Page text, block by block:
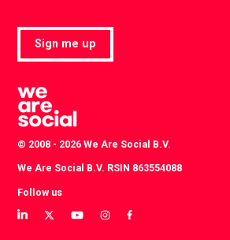
Sign me up
© 2008 - 2026 We Are Social B.V.
We Are Social B.V. RSIN 863554088
Follow us
View
View
View
View
View